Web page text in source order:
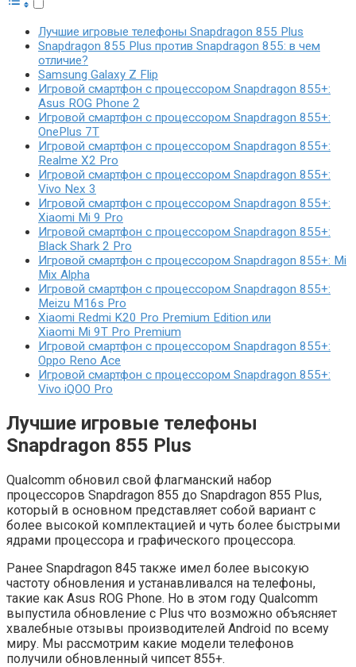
Лучшие игровые телефоны Snapdragon 855 Plus
Snapdragon 855 Plus против Snapdragon 855: в чем
отличие?
Samsung Galaxy Z Flip
Игровой смартфон с процессором Snapdragon 855+:
Asus ROG Phone 2
Игровой смартфон с процессором Snapdragon 855+:
OnePlus 7T
Игровой смартфон с процессором Snapdragon 855+:
Realme X2 Pro
Игровой смартфон с процессором Snapdragon 855+:
Vivo Nex 3
Игровой смартфон с процессором Snapdragon 855+:
Xiaomi Mi 9 Pro
Игровой смартфон с процессором Snapdragon 855+:
Black Shark 2 Pro
Игровой смартфон с процессором Snapdragon 855+: Mi
Mix Alpha
Игровой смартфон с процессором Snapdragon 855+:
Meizu M16s Pro
Xiaomi Redmi K20 Pro Premium Edition или
Xiaomi Mi 9T Pro Premium
Игровой смартфон с процессором Snapdragon 855+:
Oppo Reno Ace
Игровой смартфон с процессором Snapdragon 855+:
Vivo iQOO Pro
Лучшие игровые телефоны
Snapdragon 855 Plus
Qualcomm обновил свой флагманский набор
процессоров Snapdragon 855 до Snapdragon 855 Plus,
который в основном представляет собой вариант с
более высокой комплектацией и чуть более быстрыми
ядрами процессора и графического процессора.
Ранее Snapdragon 845 также имел более высокую
частоту обновления и устанавливался на телефоны,
такие как Asus ROG Phone. Но в этом году Qualcomm
выпустила обновление с Plus что возможно объясняет
хвалебные отзывы производителей Android по всему
миру. Мы рассмотрим какие модели телефонов
получили обновленный чипсет 855+.